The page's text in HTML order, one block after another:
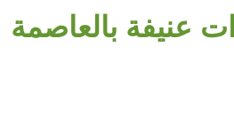
عنيفة بالعاصمة